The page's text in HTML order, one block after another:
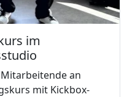
im
an
mit Kickbox-